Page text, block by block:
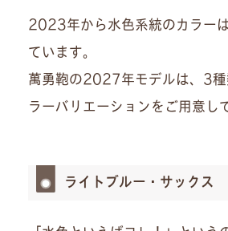
2023年から水色系統のカラー
ています。
萬勇鞄の2027年モデルは、3種
ラーバリエーションをご用意し
ライトブルー・サックス